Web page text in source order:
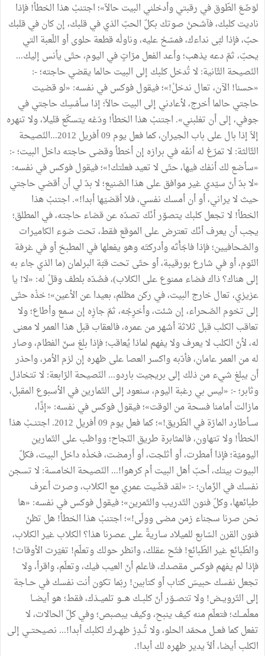
لوَضَعَ الطّوق في رقبتي وأدخلني البيت حالاّ»؛ اجتنبْ هذا الخطأ! فإذا
ناديت كلبك، فآشحنْ صوتك بكلّ الحبّ الذي في قلبك، إن كان في قلبك
حبّ، فإذا لبّى نداءك، فمسّحْ عليه، وناولْه قطعة حلوى أو اللّعبة التي
يحبّ، ثمّ دعه يذهب؛ وأعد الفعل مرّاتٍ في اليوم، حتّى يأنس إليك...
النّصيحة الثّانية: لا تُدخل كلبك إلى البيت حالما يقضي حاجته؛ -:
«حسنا! الآن، تعال ندخلْ!»؛ فيقول فوكس في نفسه: «لو قضيت
حاجتي حالما أخرج، لأعادني إلى البيت حالاّ؛ إذا سأمْسِك حاجتي في
جوفي، إلى أن تغلبني». اجتنبْ هذا الخطأ! ودَعْه يتسكّع قليلا، ولا تنهره
إلاّ إذا بال على باب الجيران، كما فعل يوم 09 أفريل 2012...النّصيحة
الثّالثة: لا تمرّغ له أنفَه في برازه إن أخطأ وقضى حاجته داخل البيت؛ -:
«سأضع لك أنفك فيها، حتّى لا تعيد فعلتك!»؛ فيقول فوكس في نفسه:
«لا بدّ أنّ سيّدي غير موافق على هذا الصّنيع؛ لا بدّ لي أن أقضي حاجتي
حيث لا يراني، أو أن أمسك نفسي، فلا أقضيَها أبدا!». اجتنبْ هذا
الخطأ! لا تجعل كلبك يتصوّر أنّك تصدّه عن قضاء حاجته، في المطلق؛
يجب أن يعرف أنّك تعترض على الموقع فقط، تحت ضوء الكاميرات
والصّحافيين؛ فإذا فاجَأْتَه وأدركتَه وهو يفعلها في المطبخ أو في غرفة
النّوم، أو في شارع بورقيبة، أو حتّى تحت قبّة البرلمان (ما الذي جاء به
إلى هناك؟ ذاك فضاء ممنوع على الكلاب)، فصُدّه بلطف وقلْ له: «لا! يا
عزيزي، تعال خارج البيت، في ركن مظلم، بعيدا عن الأعين»؛ خذْه حتّى
إلى تخوم الصّحراء، إن شئت، وأخرِجْه، ثمّ جازِه إن سمع وأطاع؛ ولا
تعاقب الكلب قبل ثلاثة أشهر من عمره، فالعقاب قبل هذا العمر لا معنى
له، لأنّ الكلب لا يعرف ولا يفهم لماذا يُعاقب؛ فإذا بلغ سنّ الفطام، وصار
له من العمر عامان، فأدّبه واكسر العصا على ظهره إن لزم الأمر، واحذر
أن يبلغ شيء من ذلك إلى بريجيت باردو... النّصيحة الرّابعة: لا تتخاذل
وثابر؛ -: «ليس بي رغبة اليوم، سنعود إلى التّمارين في الأسبوع المقبل،
مازالت أمامنا فسحة من الوقت»؛ فيقول فوكس في نفسه: «إذًا،
ســأطارد المارّة في الطّريق!»؛ كما فعل يوم 09 أفريل 2012. اجتنــبْ هذا
الخطأ! ولا تتهاون، فالمثابرة طريق النّجاح؛ وواظب على التّمارين
اليوميّة؛ فإذا أمطرت، أو أثلجت، أو أرمضت، فخذْه داخل البيت، فكلّ
البيوت بيتك، أحبّ أهل البيت أم كرهوا!... النّصيحة الخامسة: لا تسجن
نفسك في الزّمان؛ -: «لقد قضّيت عمري مع الكلاب، وصرت أعرف
طبائعها، وكلّ فنون التّدريب والتّمرين»؛ فيقول فوكس في نفسه: «ها
نحن صرنا سجناء زمن مضى وولّى!»؛ اجتنبْ هذا الخطأ! هل تظنّ
فنون القرن السّابع للميلاد ساريةً على عصرنا هذا؟ الكلاب غير الكلاب،
والطّبائع غير الطّبائع! فتّح عقلك، وانظر حولك وتعلّم! تغيّرت الأوقات!
فإذا لم يفهم فوكس مقصدك، فاعلم أنّ العيب فيك، وتعلّم، واقرأ، ولا
تجعل نفسك حبيسَ كتاب أو كتابين! ربّما تكون أنت نفسك في حــاجة
إلى التّرويــض! ولا تتصــوّر أنّ كلبــك هـــو تلميــذك، فقط؛ هو أيضــا
معلّمـــك؛ فتعلّم منه كيف ينبح، وكيف يبصبص؛ وفي كلّ الحالات، لا
تفعل كما فعــل محمّد الحلو، ولا تُــدِرْ ظهــرك لكلبك أبدا!... نصيحتــي إلى
الكلب أيضا، ألاّ يدير ظهره لك أبدا!.